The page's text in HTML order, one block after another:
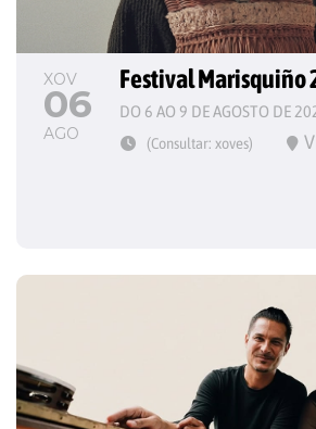
XOV
06
AGO
Festival Marisquiño
DO 6 AO 9 DE AGOSTO DE
(Consultar: xoves)